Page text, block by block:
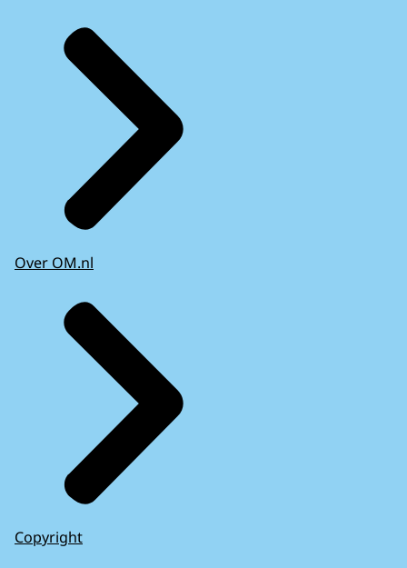
Over OM.nl
Copyright